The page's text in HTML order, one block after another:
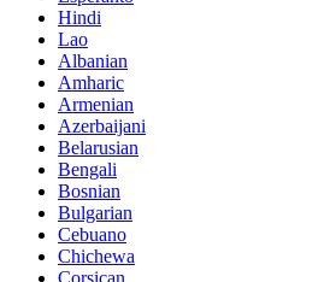
Hindi
Lao
Albanian
Amharic
Armenian
Azerbaijani
Belarusian
Bengali
Bosnian
Bulgarian
Cebuano
Chichewa